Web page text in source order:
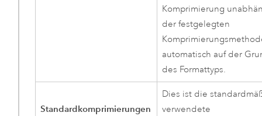
Komprimierung
der festgelegten
automatisch auf der
des Formattyps.
Standardkomprimierungen
Dies ist die
verwendete